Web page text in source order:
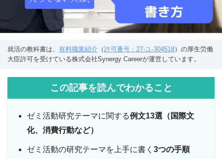
就活の教科書は、 有料職業紹介 （許可番号：27-ユ-304518）の厚生労働
大臣許可を受けている株式会社Synergy Careerが運営しています。
この記事を読んでわかること
ゼミ活動研究テーマに関する例文13選（国際文
化、消費行動など）
ゼミ活動の研究テーマを上手に書く 3つの手順